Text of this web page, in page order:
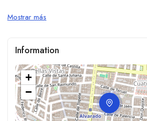
Mostrar más
Information
+
−